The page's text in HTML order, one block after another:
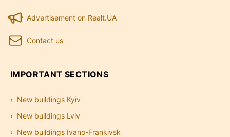
Advertisement on Realt.UA
Contact us
IMPORTANT SECTIONS
New buildings Kyiv
New buildings Lviv
New buildings Ivano-Frankivsk